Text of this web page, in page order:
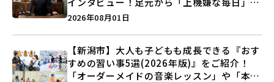
つくる装いの提案とは？
2026年08月01日
【新潟市】大人も子どもも成長できる『おす
すめの習い事5選(2026年版)』をご紹介！
「オーダーメイドの音楽レッスン」や「本格